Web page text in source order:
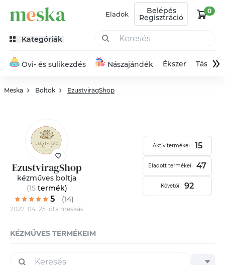
Eladok Belépés
Regisztráció
0
Kategóriák
Ovi- és sulikezdés Nászajándék Ékszer Táska»
Meska Boltok EzustviragShop
EzustviragShop
kézműves boltja
(15termék)
5 (14)
2022. 04. 25. óta meskás
Aktív termékei 15
Eladott termékei 47
Követői 92
KÉZMŰVES TERMÉKEIM